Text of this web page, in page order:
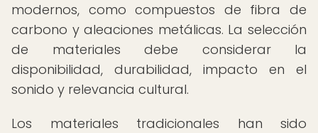
modernos, como compuestos de fibra de
carbono y aleaciones metálicas. La selección
de materiales debe considerar la
disponibilidad, durabilidad, impacto en el
sonido y relevancia cultural.
Los materiales tradicionales han sido